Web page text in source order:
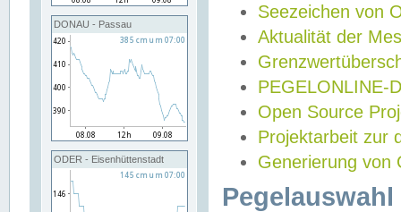
DONAU - Passau
ODER - Eisenhüttenstadt
Seezeichen von
Aktualität der
PEGELONLINE-
Open Source
Projektarbeit zur
Generierung von